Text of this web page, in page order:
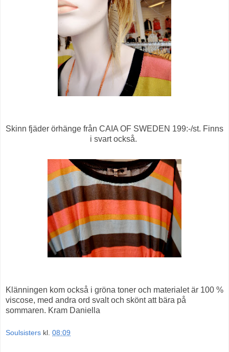
Skinn fjäder örhänge från CAIA OF SWEDEN 199:-/st. Finns
i svart också.
Klänningen kom också i gröna toner och materialet är 100 %
viscose, med andra ord svalt och skönt att bära på
sommaren. Kram Daniella
Soulsisters kl. 08:09